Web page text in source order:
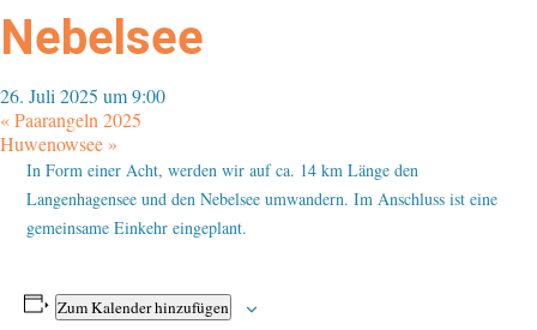
Nebelsee
26. Juli 2025 um 9:00
«Paarangeln 2025
Huwenowsee »
In Form einer Acht, werden wir auf ca. 14 km Länge den
Langenhagensee und den Nebelsee umwandern. Im Anschluss ist eine
gemeinsame Einkehr eingeplant.
Zum Kalender hinzufügen